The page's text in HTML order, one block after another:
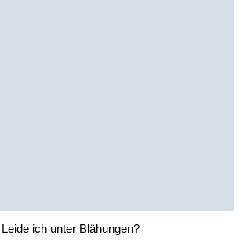
ich unter Blähungen?